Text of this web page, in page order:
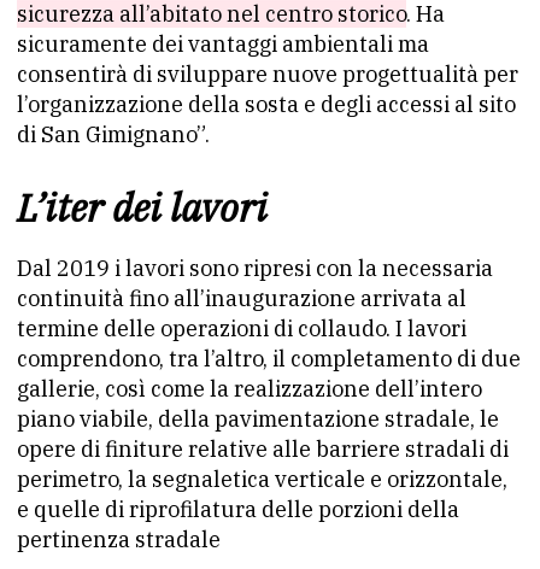
sicurezza all’abitato nel centro storico. Ha
sicuramente dei vantaggi ambientali ma
consentirà di sviluppare nuove progettualità per
l’organizzazione della sosta e degli accessi al sito
di San Gimignano”.
L’iter dei lavori
Dal 2019 i lavori sono ripresi con la necessaria
continuità fino all’inaugurazione arrivata al
termine delle operazioni di collaudo. I lavori
comprendono, tra l’altro, il completamento di due
gallerie, così come la realizzazione dell’intero
piano viabile, della pavimentazione stradale, le
opere di finiture relative alle barriere stradali di
perimetro, la segnaletica verticale e orizzontale,
e quelle di riprofilatura delle porzioni della
pertinenza stradale